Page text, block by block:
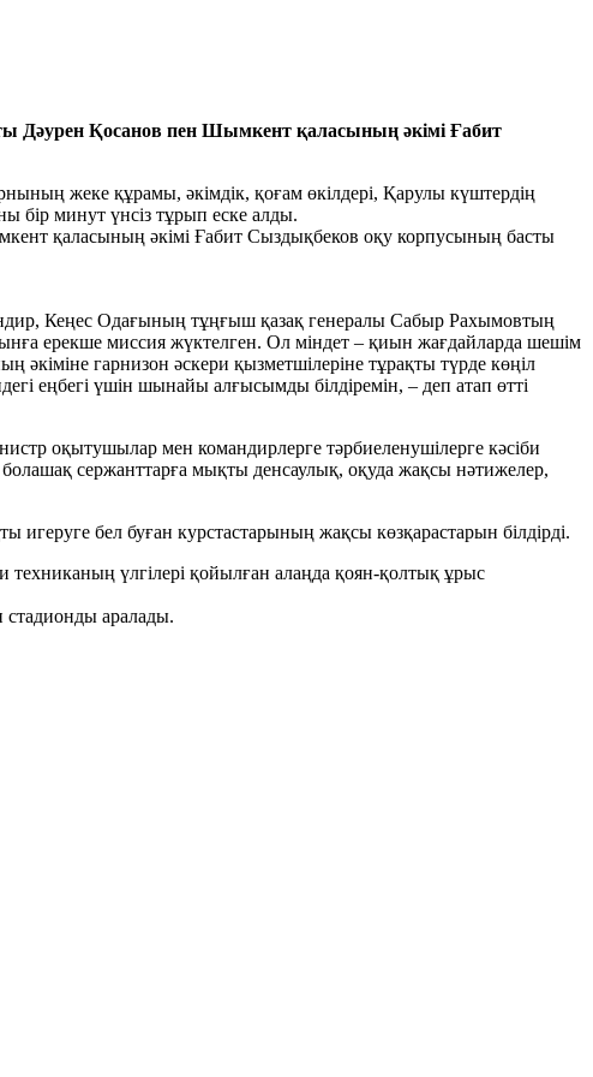
Дәурен Қосанов пен Шымкент қаласының әкімі Ғабит
жеке құрамы, әкімдік, қоғам өкілдері, Қарулы күштердің
бір минут үнсіз тұрып еске алды.
қаласының әкімі Ғабит Сыздықбеков оқу корпусының басты
Кеңес Одағының тұңғыш қазақ генералы Сабыр Рахымовтың
ерекше миссия жүктелген. Ол міндет – қиын жағдайларда шешім
әкіміне гарнизон әскери қызметшілеріне тұрақты түрде көңіл
еңбегі үшін шынайы алғысымды білдіремін, – деп атап өтті
оқытушылар мен командирлерге тәрбиеленушілерге кәсіби
сержанттарға мықты денсаулық, оқуда жақсы нәтижелер,
бел буған курстастарының жақсы көзқарастарын білдірді.
үлгілері қойылған алаңда қоян-қолтық ұрыс
стадионды аралады.